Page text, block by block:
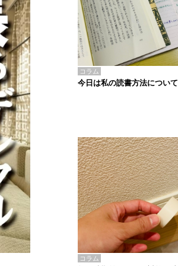
コラム
今日は私の読書方法について
コラム